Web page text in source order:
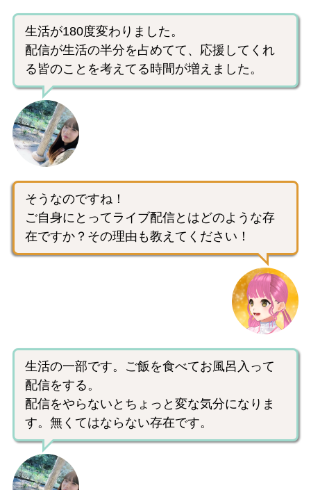
生活が180度変わりました。
配信が生活の半分を占めてて、応援してくれ
る皆のことを考えてる時間が増えました。
そうなのですね！
ご自身にとってライブ配信とはどのような存
在ですか？その理由も教えてください！
生活の一部です。ご飯を食べてお風呂入って
配信をする。
配信をやらないとちょっと変な気分になりま
す。無くてはならない存在です。